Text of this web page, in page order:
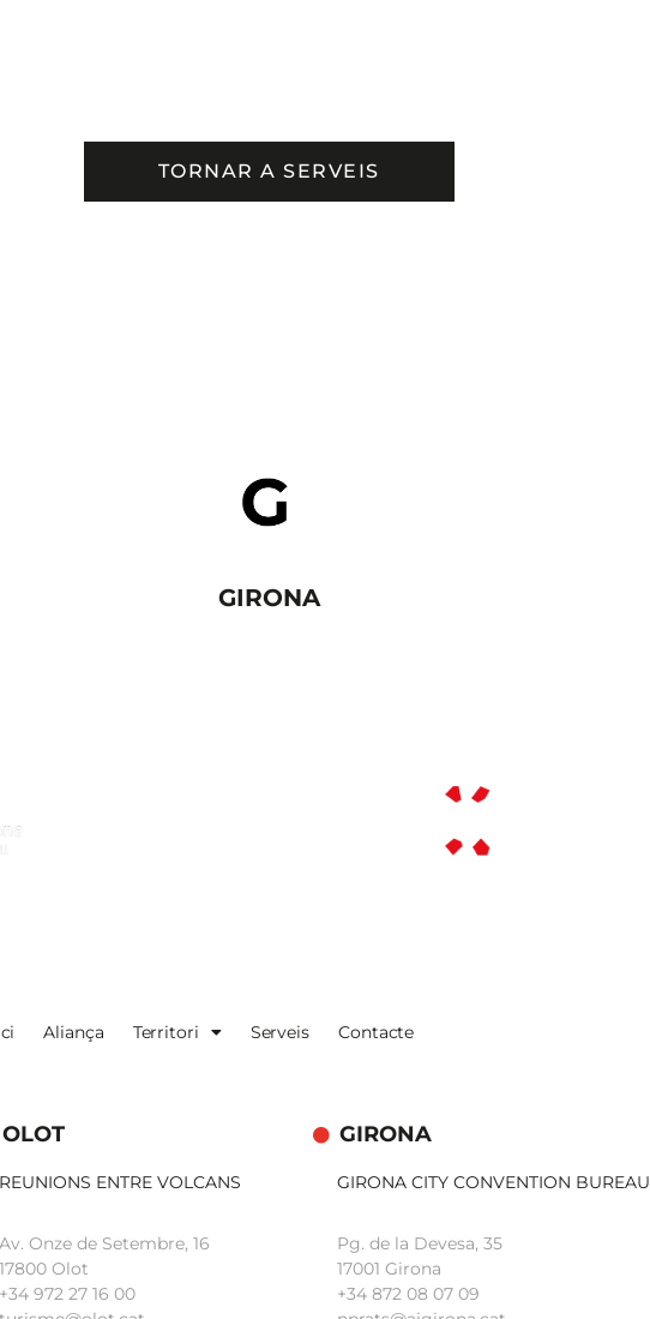
TORNAR A SERVEIS
GIRONA
Aliança Territori Serveis Contacte
OLOT
REUNIONS ENTRE VOLCANS
Av. Onze de Setembre, 16
17800 Olot
+34972 27 16 00
GIRONA
GIRONA CITY CONVENTION BUREAU
Pg. de la Devesa, 35
17001 Girona
+34 872 08 07 09